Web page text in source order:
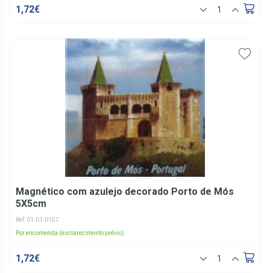
1,72€
Magnético com azulejo decorado Porto de Mós
5X5cm
Ref: 01.01.0157
Por encomenda (esclarecimento prévio)
1,72€